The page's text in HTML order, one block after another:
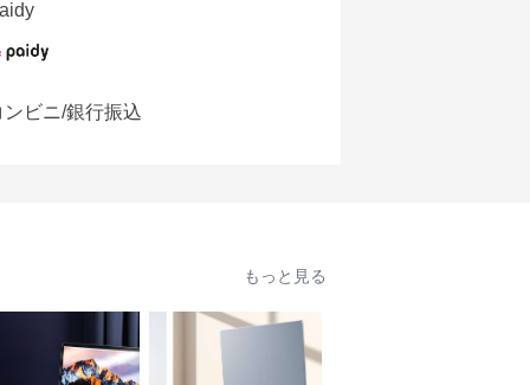
ンビニ/銀行振込
もっと見る